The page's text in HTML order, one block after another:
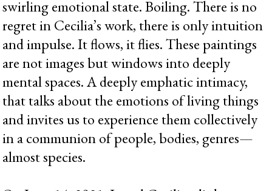
swirling emotional state. Boiling. There is no
regret in Cecilia’s work, there is only intuition
and impulse. It flows, it flies. These paintings
are not images but windows into deeply
mental spaces. A deeply emphatic intimacy,
that talks about the emotions of living things
and invites us to experience them collectively
in a communion of people, bodies, genres—
almost species.